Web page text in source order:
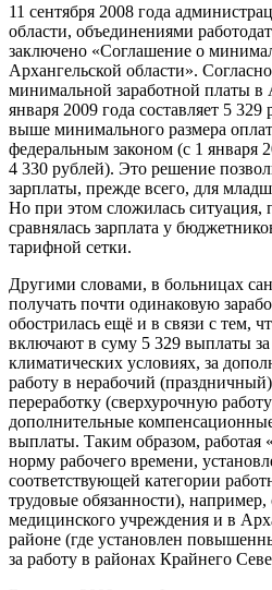
11 сентября 2008 года
области, объединениями
заключено «Соглашение о
Архангельской области».
минимальной заработной платы в
января 2009 года составляет 5
выше минимального размера
федеральным законом (с 1 января
4 330 рублей). Это решение
зарплаты, прежде всего, для
Но при этом сложилась ситуация,
сравнялась зарплата у
тарифной сетки.
Другими словами, в больницах
получать почти одинаковую
обострилась ещё и в связи с тем,
включают в суму 5 329 выплаты
климатических условиях, за
работу в нерабочий
переработку (сверхурочную
дополнительные
выплаты. Таким образом, работая
норму рабочего времени,
соответствующей категории
трудовые обязанности), например,
медицинского учреждения и в
районе (где установлен
за работу в районах Крайнего